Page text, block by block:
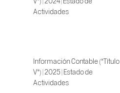
Actividades
Información Contable (*Título
V*) | 2025 | Estado de
Actividades